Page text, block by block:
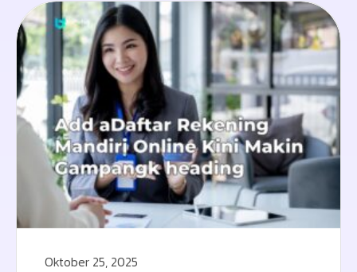
Oktober 25, 2025